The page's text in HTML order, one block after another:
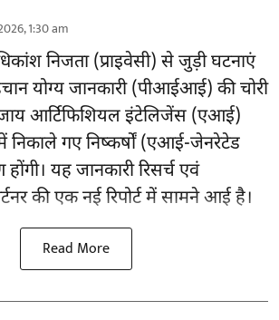
1:30 am
निजता (प्राइवेसी) से जुड़ी घटनाएं
योग्य जानकारी (पीआईआई) की चोरी
आर्टिफिशियल इंटेलिजेंस (एआई)
में निकाले गए निष्कर्षों (एआई-जेनरेटेड
यह जानकारी रिसर्च एवं
की एक नई रिपोर्ट में सामने आई है।
Read More